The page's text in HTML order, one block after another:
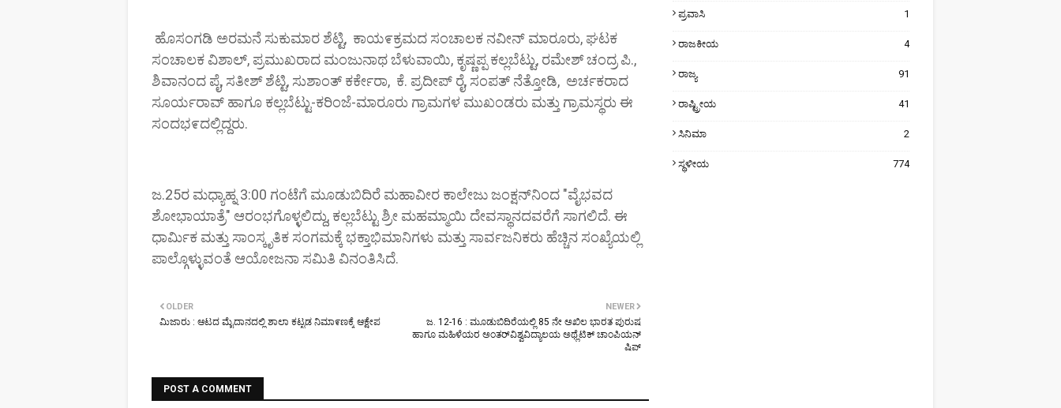
ಹೊಸಂಗಡಿ ಅರಮನೆ ಸುಕುಮಾರ ಶೆಟ್ಟಿ, ಕಾಯ೯ಕ್ರಮದ ಸಂಚಾಲಕ ನವೀನ್ ಮಾರೂರು, ಘಟಕ
ಸಂಚಾಲಕ ವಿಶಾಲ್, ಪ್ರಮುಖರಾದ ಮಂಜುನಾಥ ಬೆಳುವಾಯಿ, ಕೃಷ್ಣಪ್ಪ ಕಲ್ಲಬೆಟ್ಟು, ರಮೇಶ್ ಚಂದ್ರ ಪಿ.,
ಶಿವಾನಂದ ಪೈ, ಸತೀಶ್ ಶೆಟ್ಟಿ, ಸುಶಾಂತ್ ಕರ್ಕೇರಾ, ಕೆ. ಪ್ರದೀಪ್ ರೈ, ಸಂಪತ್ ನೆತ್ತೋಡಿ, ಅರ್ಚಕರಾದ
ಸೂರ್ಯರಾವ್ ಹಾಗೂ ಕಲ್ಲಬೆಟ್ಟು-ಕರಿಂಜೆ-ಮಾರೂರು ಗ್ರಾಮಗಳ ಮುಖಂಡರು ಮತ್ತು ಗ್ರಾಮಸ್ಥರು ಈ
ಸಂದಭ೯ದಲ್ಲಿದ್ದರು.
ಜ.25ರ ಮಧ್ಯಾಹ್ನ 3:00 ಗಂಟೆಗೆ ಮೂಡುಬಿದಿರೆ ಮಹಾವೀರ ಕಾಲೇಜು ಜಂಕ್ಷನ್‌ನಿಂದ "ವೈಭವದ
ಶೋಭಾಯಾತ್ರೆ" ಆರಂಭಗೊಳ್ಳಲಿದ್ದು, ಕಲ್ಲಬೆಟ್ಟು ಶ್ರೀ ಮಹಮ್ಮಾಯಿ ದೇವಸ್ಥಾನದವರೆಗೆ ಸಾಗಲಿದೆ. ಈ
ಧಾರ್ಮಿಕ ಮತ್ತು ಸಾಂಸ್ಕೃತಿಕ ಸಂಗಮಕ್ಕೆ ಭಕ್ತಾಭಿಮಾನಿಗಳು ಮತ್ತು ಸಾರ್ವಜನಿಕರು ಹೆಚ್ಚಿನ ಸಂಖ್ಯೆಯಲ್ಲಿ
ಪಾಲ್ಗೊಳ್ಳುವಂತೆ ಆಯೋಜನಾ ಸಮಿತಿ ವಿನಂತಿಸಿದೆ.
NEWER
ಜ. 12-16 : ಮೂಡುಬಿದಿರೆಯಲ್ಲಿ 85 ನೇ ಅಖಿಲ ಭಾರತ ಪುರುಷ
ಹಾಗೂ ಮಹಿಳೆಯರ ಅಂತರ್‌ವಿಶ್ವವಿದ್ಯಾಲಯ ಅಥ್ಲೆಟಿಕ್ ಚಾಂಪಿಯನ್‌
ಷಿಪ್‌
OLDER
ಮಿಜಾರು : ಆಟದ ಮೈದಾನದಲ್ಲಿ ಶಾಲಾ ಕಟ್ಟಡ ನಿಮಾ೯ಣಕ್ಕೆ ಆಕ್ಷೇಪ
POST A COMMENT
ಪ್ರವಾಸಿ 1
ರಾಜಕೀಯ 4
ರಾಜ್ಯ 91
ರಾಷ್ಟ್ರೀಯ 41
ಸಿನಿಮಾ 2
ಸ್ಥಳೀಯ 774